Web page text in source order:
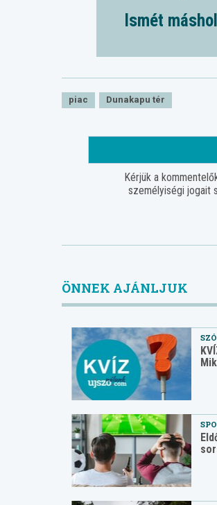
Ismét
piac Dunakapu tér
Kérjük a
személyiségi jogait
ÖNNEK AJÁNLJUK